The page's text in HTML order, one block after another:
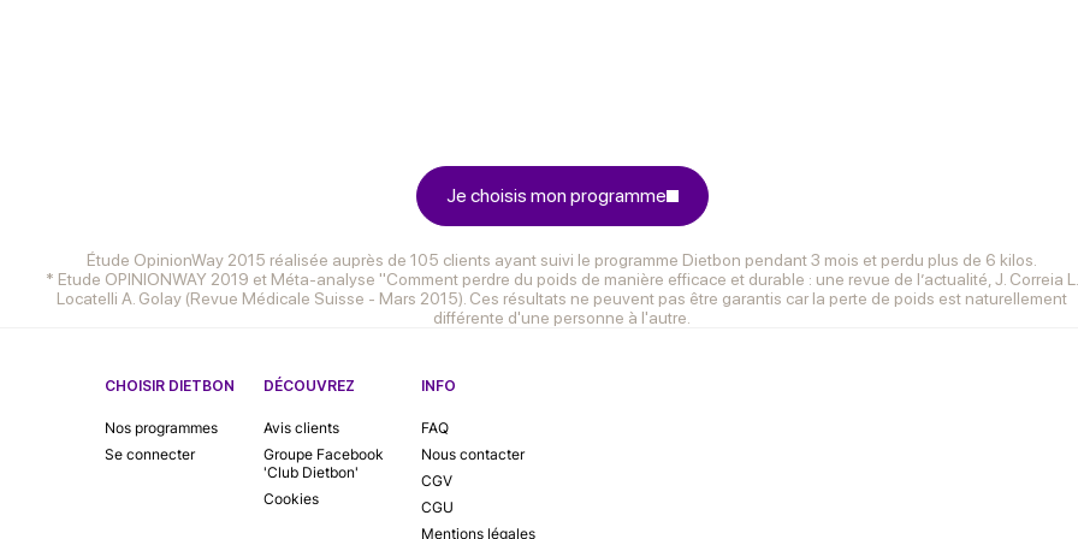
Je choisis mon programme
Étude OpinionWay 2015 réalisée auprès de 105 clients ayant suivi le programme Dietbon pendant 3 mois et perdu plus de 6 kilos.
* Etude OPINIONWAY 2019 et Méta-analyse "Comment perdre du poids de manière efficace et durable : une revue de l’actualité, J. Correia L.
Locatelli A. Golay (Revue Médicale Suisse - Mars 2015). Ces résultats ne peuvent pas être garantis car la perte de poids est naturellement
différente d'une personne à l'autre.
CHOISIR DIETBON
Nos programmes
Se connecter
DÉCOUVREZ
Avis clients
Groupe Facebook
'Club Dietbon'
Cookies
INFO
FAQ
Nous contacter
CGV
CGU
Mentions légales